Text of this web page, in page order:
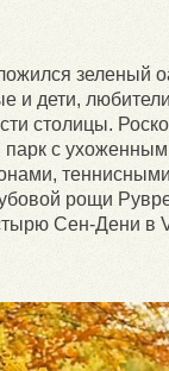
зеленый
и дети,
столицы.
с
рощи
Сен-Дени в